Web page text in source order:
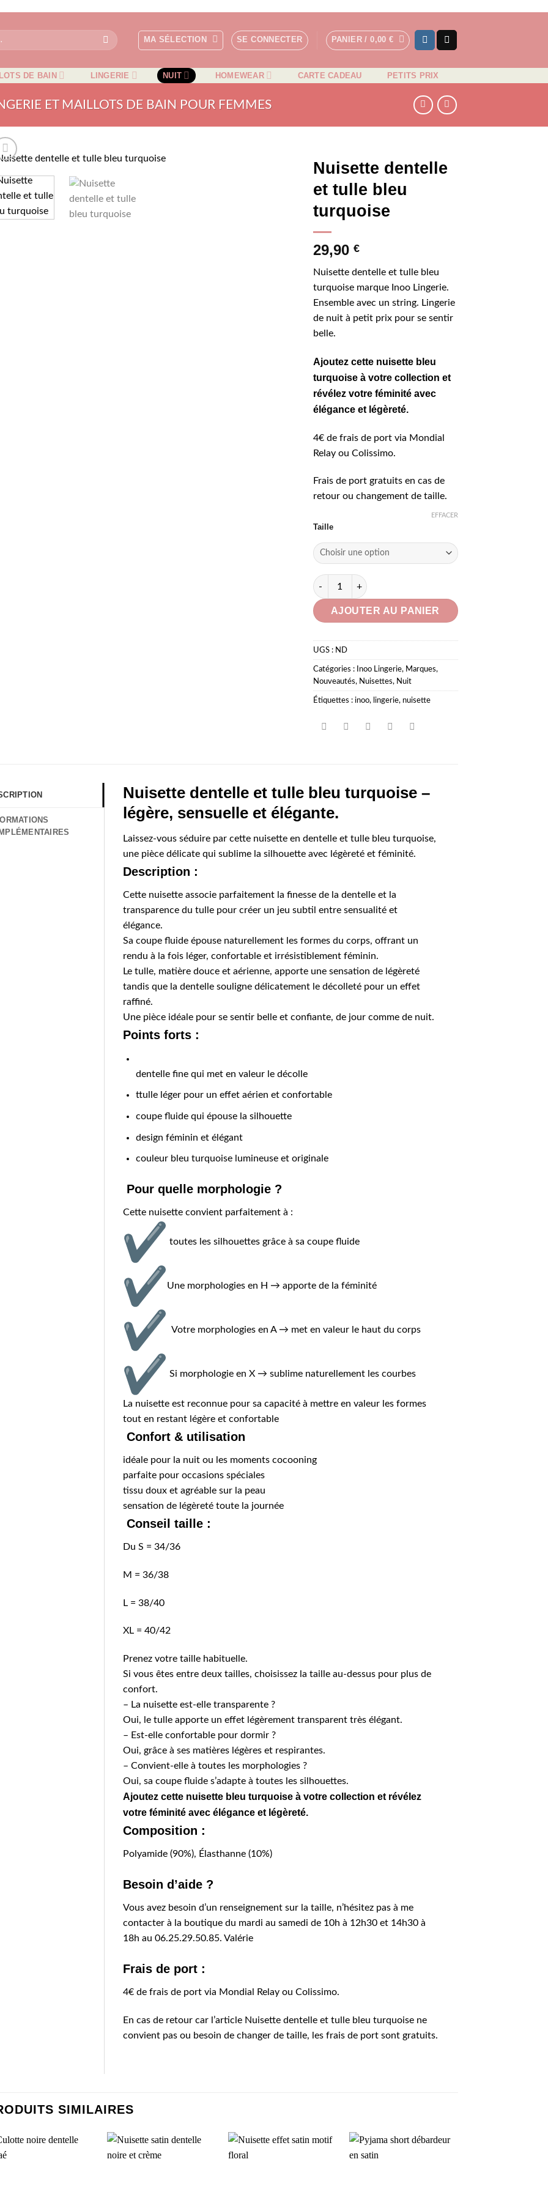
MA SÉLECTION SE CONNECTER PANIER /0,00€
DE BAIN LINGERIE NUIT HOMEWEAR CARTE CADEAU PETITS PRIX
ET MAILLOTS DE BAIN POUR FEMMES
Nuisette dentelle
et tulle bleu
turquoise
29,90 €
Nuisette dentelle et tulle bleu
turquoise marque Inoo Lingerie.
Ensemble avec un string. Lingerie
de nuit à petit prix pour se sentir
belle.
Ajoutez cette nuisette bleu
turquoise à votre collection et
révélez votre féminité avec
élégance et légèreté.
4€ de frais de port via Mondial
Relay ou Colissimo.
Frais de port gratuits en cas de
retour ou changement de taille.
Taille
EFFACER
quantité de Nuisette dentelle et tulle bleu turquoise
AJOUTER AU PANIER
UGS : ND
Catégories : Inoo Lingerie, Marques,
Nouveautés, Nuisettes, Nuit
Étiquettes : inoo, lingerie, nuisette
Nuisette dentelle et tulle bleu turquoise –
légère, sensuelle et élégante.
Laissez-vous séduire par cette nuisette en dentelle et tulle bleu turquoise,
une pièce délicate qui sublime la silhouette avec légèreté et féminité.
Description :
Cette nuisette associe parfaitement la finesse de la dentelle et la
transparence du tulle pour créer un jeu subtil entre sensualité et
élégance.
Sa coupe fluide épouse naturellement les formes du corps, offrant un
rendu à la fois léger, confortable et irrésistiblement féminin.
Le tulle, matière douce et aérienne, apporte une sensation de légèreté
tandis que la dentelle souligne délicatement le décolleté pour un effet
raffiné.
Une pièce idéale pour se sentir belle et confiante, de jour comme de nuit.
Points forts :
dentelle fine qui met en valeur le décolle
ttulle léger pour un effet aérien et confortable
coupe fluide qui épouse la silhouette
design féminin et élégant
couleur bleu turquoise lumineuse et originale
Pour quelle morphologie ?
Cette nuisette convient parfaitement à :
toutes les silhouettes grâce à sa coupe fluide
Une morphologies en H → apporte de la féminité
Votre morphologies en A → met en valeur le haut du corps
Si morphologie en X → sublime naturellement les courbes
La nuisette est reconnue pour sa capacité à mettre en valeur les formes
tout en restant légère et confortable
Confort & utilisation
idéale pour la nuit ou les moments cocooning
parfaite pour occasions spéciales
tissu doux et agréable sur la peau
sensation de légèreté toute la journée
Conseil taille :
Du S = 34/36
M = 36/38
L = 38/40
XL = 40/42
Prenez votre taille habituelle.
Si vous êtes entre deux tailles, choisissez la taille au-dessus pour plus de
confort.
– La nuisette est-elle transparente ?
Oui, le tulle apporte un effet légèrement transparent très élégant.
– Est-elle confortable pour dormir ?
Oui, grâce à ses matières légères et respirantes.
– Convient-elle à toutes les morphologies ?
Oui, sa coupe fluide s’adapte à toutes les silhouettes.
Ajoutez cette nuisette bleu turquoise à votre collection et révélez
votre féminité avec élégance et légèreté.
Composition :
Polyamide (90%), Élasthanne (10%)
Besoin d’aide ?
Vous avez besoin d’un renseignement sur la taille, n’hésitez pas à me
contacter à la boutique du mardi au samedi de 10h à 12h30 et 14h30 à
18h au 06.25.29.50.85. Valérie
Frais de port :
4€ de frais de port via Mondial Relay ou Colissimo.
En cas de retour car l’article Nuisette dentelle et tulle bleu turquoise ne
convient pas ou besoin de changer de taille, les frais de port sont gratuits.
SIMILAIRES